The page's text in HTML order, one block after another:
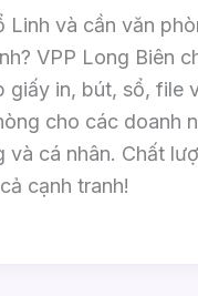
Linh và cần văn
VPP Long Biên
giấy in, bút, sổ, file
cho các doanh
và cá nhân. Chất
cạnh tranh!